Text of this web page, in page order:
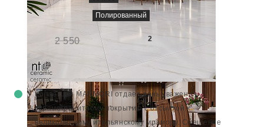
Полированный
2 550 1 730 ₽/м 2 -32%
Коллекция MARMORI отдает дань уважения
керамогранитному покрытиюс отсылкой к
великолепному итальянскому мрамору. Смешение